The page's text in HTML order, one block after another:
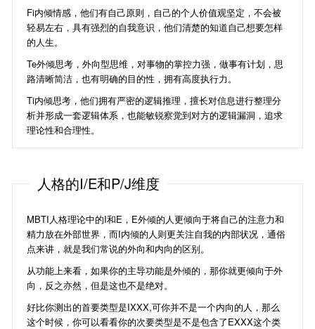
Fi内倾情感，他们有自己原则，自己的个人价值观坚定，不会被
轻易左右，具有强烈的自我意识，他们清楚的知道自己想要怎样
的人生。
Te外倾思考，外向型思维，对事物的掌控力强，做事有计划，思
路清晰简洁，也有明确的目的性，拥有高度执行力。
Ti内倾思考，他们拥有严密的逻辑推理，擅长对信息进行整理分
析并形成一套逻辑体系，也能敏锐察觉到对方的逻辑漏洞，追求
理论性和合理性。
人格的I/E和P/J维度
MBTI人格理论中的I和E，E外倾的人更倾向于将自己的注意力和
精力放在外部世界，而I内倾的人则更关注自我的内部状况，通俗
点来讲，就是我们常说的外向和内向的区别。
从功能上来看，如果你的主导功能是外倾的，那你就更倾向于外
向，反之亦然，但是这也不是绝对。
好比你测出的首要类型是IXXX,可你并不是一个内向的人，那么
这个时候，你可以看看你的次要类型是不是包含了EXXX这个类